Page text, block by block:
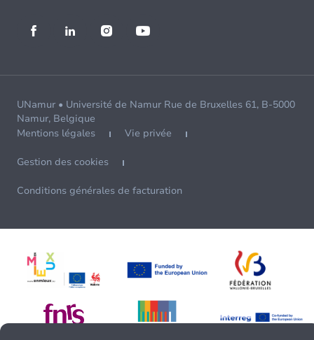
UNamur • Université de Namur Rue de Bruxelles 61, B-5000
Namur, Belgique
Mentions légales
Vie privée
Gestion des cookies
Conditions générales de facturation